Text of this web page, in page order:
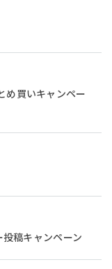
め買いキャンペー
投稿キャンペーン